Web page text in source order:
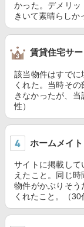
かった。デメリッ
きいて素晴らしか
賃貸住宅サ
該当物件はすで
くれた。当時そ
きなかったが、
性）
ホームメイト
サイトに掲載して
えたこと。同じ
物件がかぶりそ
くれたこと。（30